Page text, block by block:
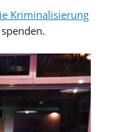
Kriminalisierung